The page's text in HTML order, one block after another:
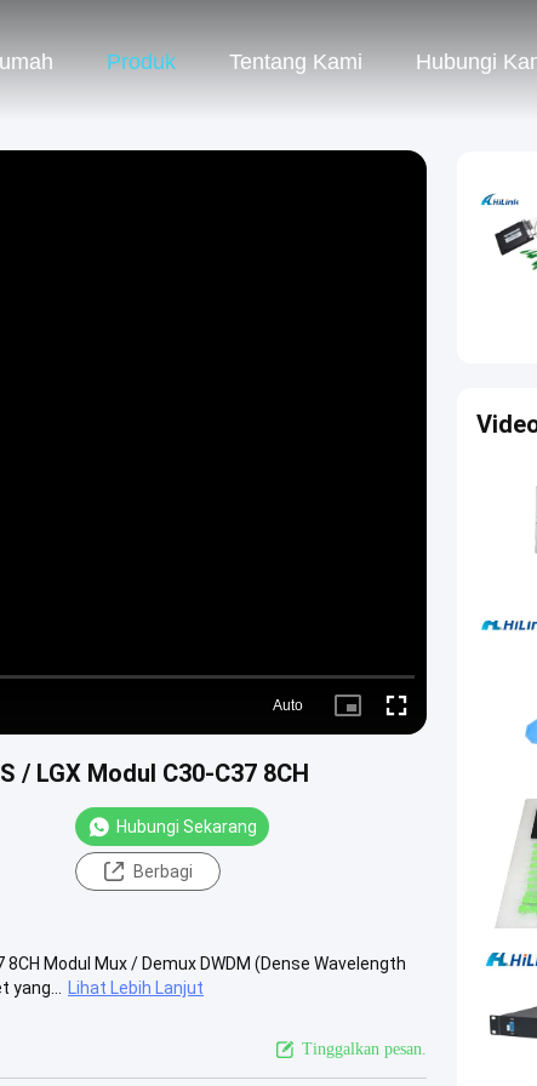
Produk Tentang Kami Hubungi
Auto
Picture- Fullscreen
/ LGX Modul C30-C37 8CH
Hubungi Sekarang
Berbagi
Modul Mux / Demux DWDM (Dense Wavelength
Lihat Lebih Lanjut
Tinggalkan pesan.